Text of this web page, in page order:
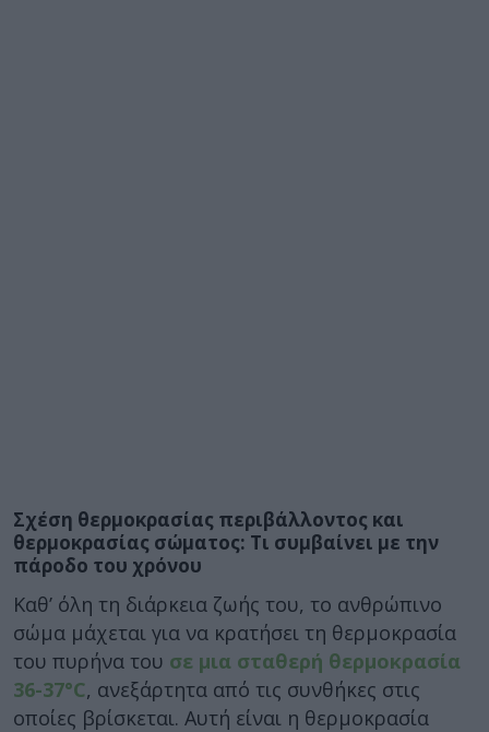
Σχέση θερμοκρασίας περιβάλλοντος και
θερμοκρασίας σώματος: Τι συμβαίνει με την
πάροδο του χρόνου
Καθ’ όλη τη διάρκεια ζωής του, το ανθρώπινο
σώμα μάχεται για να κρατήσει τη θερμοκρασία
του πυρήνα του σε μια σταθερή θερμοκρασία
36-37°C, ανεξάρτητα από τις συνθήκες στις
οποίες βρίσκεται. Αυτή είναι η θερμοκρασία